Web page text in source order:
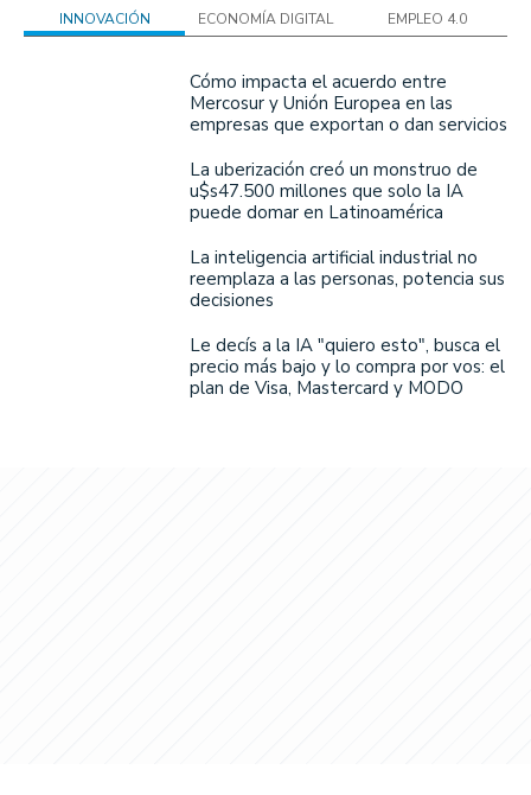
INNOVACIÓN ECONOMÍA DIGITAL EMPLEO 4.0
Cómo impacta el acuerdo entre
Mercosur y Unión Europea en las
empresas que exportan o dan servicios
La uberización creó un monstruo de
u$s47.500 millones que solo la IA
puede domar en Latinoamérica
La inteligencia artificial industrial no
reemplaza a las personas, potencia sus
decisiones
Le decís a la IA "quiero esto", busca el
precio más bajo y lo compra por vos: el
plan de Visa, Mastercard y MODO